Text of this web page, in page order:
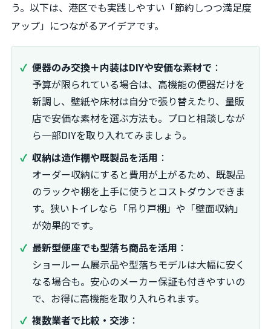
う。以下は、港区でも実践しやすい「節約しつつ満足度
アップ」につながるアイデアです。
便器のみ交換＋内装はDIYや安価な素材で ：
予算が限られている場合は、高機能の便器だけを
新調し、壁紙や床材は自分で張り替えたり、量販
店で安価な素材を選ぶ方法も。プロと相談しなが
ら一部DIYを取り入れてみましょう。
収納は造作棚や既製品を活用 ：
オーダー収納にすると費用が上がるため、既製品
のラックや棚を上手に使うとコストダウンできま
す。狭いトイレなら「吊り戸棚」や「壁面収納」
が効果的です。
最新型便座でも型落ち商品を活用 ：
ショールーム展示品や型落ちモデルは大幅に安く
なる場合も。安心のメーカー保証も付きやすいの
で、お得に高機能を取り入れられます。
複数業者で比較・交渉 ：